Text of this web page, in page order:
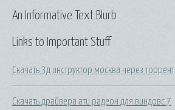
Links to Important Stuff
Скачать 3д инструктор москва через торрент
Скачать драйвера ати радеон для виндовс 7
An Informative Text Blurb